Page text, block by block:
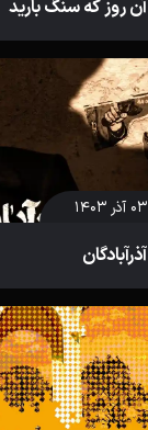
آن روز که سنگ بارید
۰۳ آذر ۱۴۰۳
آذرآبادگان